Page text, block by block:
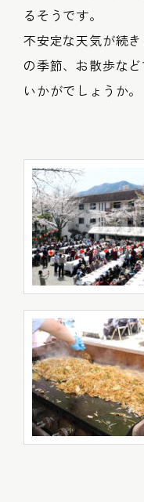
るそうです。
不安定な天気が続
の季節、お散歩な
いかがでしょうか。